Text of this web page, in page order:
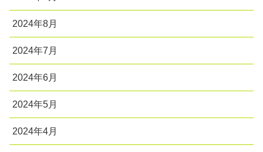
2024年8月
2024年7月
2024年6月
2024年5月
2024年4月